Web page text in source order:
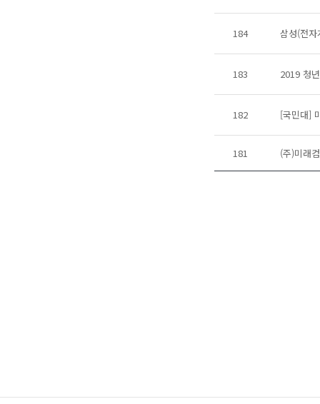
184 삼성(전
183 2019 청
182 [국민대]
181 (주)미래